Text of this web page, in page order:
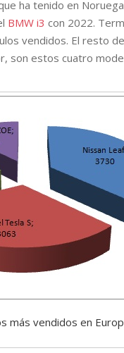
ha tenido en
BMW i3 con 2022.
vendidos. El resto
son estos cuatro
más vendidos en